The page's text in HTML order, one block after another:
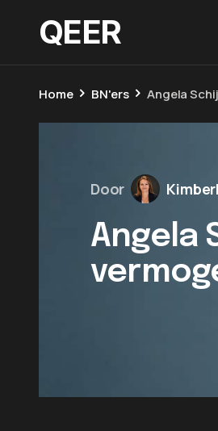
QEER
Home BN'ers Angela
Door
Angela